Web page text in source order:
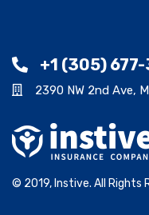
+1 (305)
2390 NW 2nd Ave,
© 2019, Instive. All Rights